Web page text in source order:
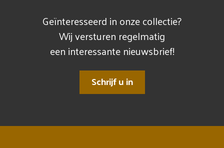
Geïnteresseerd in onze collectie?
Wij versturen regelmatig
een interessante nieuwsbrief!
Schrijf u in